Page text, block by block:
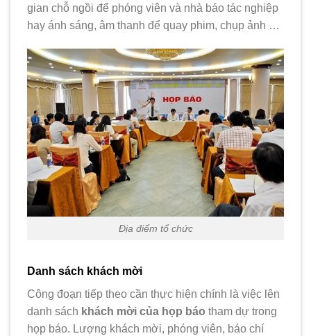
gian chỗ ngồi để phóng viên và nhà báo tác nghiệp
hay ánh sáng, âm thanh để quay phim, chụp ảnh …
Địa điểm tổ chức
Danh sách khách mời
Công đoạn tiếp theo cần thực hiện chính là việc lên
danh sách khách mời của họp báo tham dự trong
họp báo. Lượng khách mời, phóng viên, báo chí